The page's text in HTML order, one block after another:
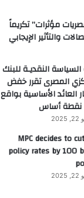
مؤثرات” تكريماً
والتأثير الإيجابي
النقديـة للبنك
المصرى تقرر خفض
العائد الأساسية بواقع
MPC decides to
policy rates by 100